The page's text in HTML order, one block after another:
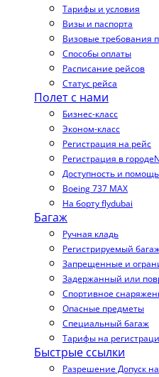
Тарифы и условия
Визы и паспорта
Визовые требования
Способы оплаты
Расписание рейсов
Статус рейса
Полет с нами
Бизнес-класс
Эконом-класс
Регистрация на рейс
Регистрация в городе
Доступность и
Boeing 737 MAX
На борту flydubai
Багаж
Ручная кладь
Регистрируемый
Запрещенные и
Задержанный или
Спортивное
Опасные предметы
Специальный багаж
Тарифы на
Быстрые ссылки
Разрешение Допуск